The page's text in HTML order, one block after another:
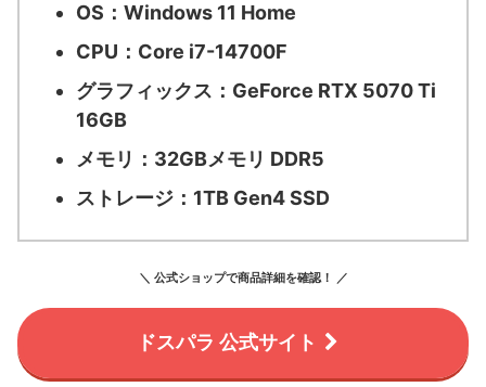
OS： Windows 11 Home
CPU： Core i7-14700F
グラフィックス： GeForce RTX 5070 Ti
16GB
メモリ： 32GBメモリ DDR5
ストレージ： 1TB Gen4 SSD
＼ 公式ショップで商品詳細を確認！ ／
ドスパラ 公式サイト